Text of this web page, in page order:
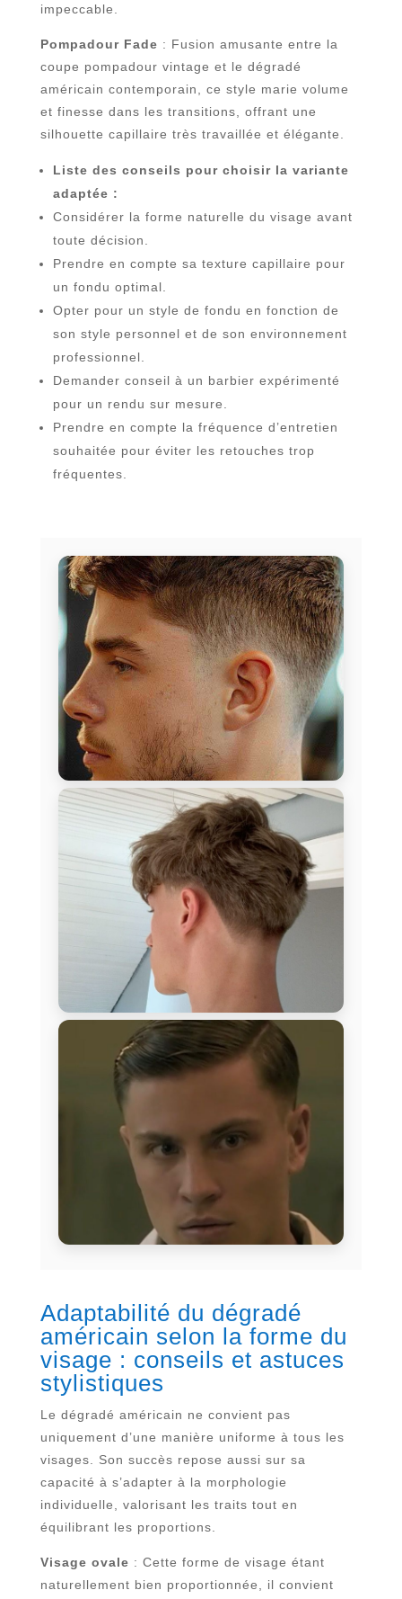
impeccable.
Pompadour Fade : Fusion amusante entre la
coupe pompadour vintage et le dégradé
américain contemporain, ce style marie volume
et finesse dans les transitions, offrant une
silhouette capillaire très travaillée et élégante.
Liste des conseils pour choisir la variante
adaptée :
Considérer la forme naturelle du visage avant
toute décision.
Prendre en compte sa texture capillaire pour
un fondu optimal.
Opter pour un style de fondu en fonction de
son style personnel et de son environnement
professionnel.
Demander conseil à un barbier expérimenté
pour un rendu sur mesure.
Prendre en compte la fréquence d’entretien
souhaitée pour éviter les retouches trop
fréquentes.
Adaptabilité du dégradé
américain selon la forme du
visage : conseils et astuces
stylistiques
Le dégradé américain ne convient pas
uniquement d’une manière uniforme à tous les
visages. Son succès repose aussi sur sa
capacité à s’adapter à la morphologie
individuelle, valorisant les traits tout en
équilibrant les proportions.
Visage ovale : Cette forme de visage étant
naturellement bien proportionnée, il convient